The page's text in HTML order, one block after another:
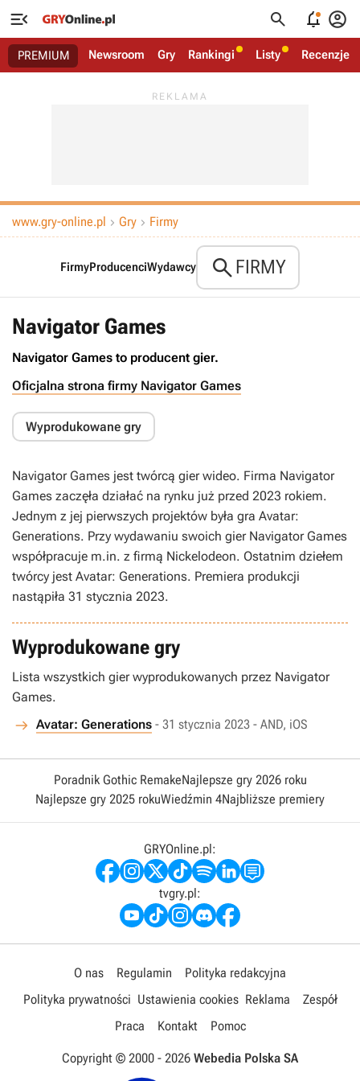
   
PREMIUM Newsroom Gry Rankingi Listy Recenzje
www.gry-online.pl  Gry  Firmy
FirmyProducenciWydawcy FIRMY
Navigator Games
Navigator Games to producent gier.
Oficjalna strona firmy Navigator Games
Wyprodukowane gry
Navigator Games jest twórcą gier wideo. Firma Navigator
Games zaczęła działać na rynku już przed 2023 rokiem.
Jednym z jej pierwszych projektów była gra Avatar:
Generations. Przy wydawaniu swoich gier Navigator Games
współpracuje m.in. z firmą Nickelodeon. Ostatnim dziełem
twórcy jest Avatar: Generations. Premiera produkcji
nastąpiła 31 stycznia 2023.
Wyprodukowane gry
Lista wszystkich gier wyprodukowanych przez Navigator
Games.
Avatar: Generations - 31 stycznia 2023 - AND, iOS
Poradnik Gothic RemakeNajlepsze gry 2026 roku
Najlepsze gry 2025 rokuWiedźmin 4Najbliższe premiery
GRYOnline.pl:
tvgry.pl:
O nas Regulamin
Polityka redakcyjna
Polityka prywatności Ustawienia cookies Reklama
Zespół
Praca
Kontakt Pomoc
Copyright © 2000 - 2026 Webedia Polska SA